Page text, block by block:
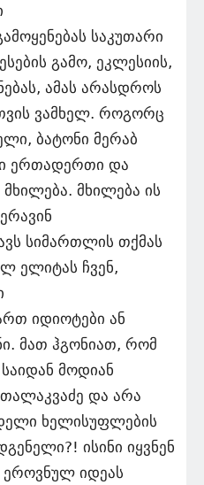
საკუთარი
გამო, ეკლესიის,
ამას არასდროს
ვამხელ. როგორც
ბატონი მერაბ
ერთადერთი და
მხილება ის
სიმართლის თქმას
ელიტას ჩვენ,
იდიოტები ან
მათ ჰგონიათ, რომ
მოდიან
და არა
ხელისუფლების
ისინი იყვნენ
იდეას